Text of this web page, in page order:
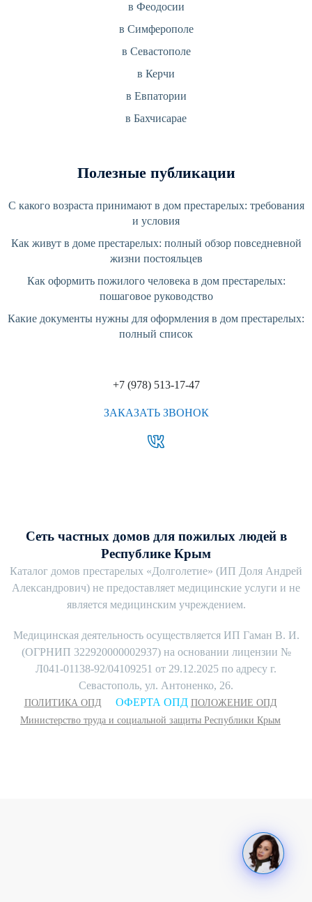
в Феодосии
в Симферополе
в Севастополе
в Керчи
в Евпатории
в Бахчисарае
Полезные публикации
С какого возраста принимают в дом престарелых: требования
и условия
Как живут в доме престарелых: полный обзор повседневной
жизни постояльцев
Как оформить пожилого человека в дом престарелых:
пошаговое руководство
Какие документы нужны для оформления в дом престарелых:
полный список
+7 (978) 513-17-47
ЗАКАЗАТЬ ЗВОНОК
Сеть частных домов для пожилых людей в
Республике Крым
Каталог домов престарелых «Долголетие» (ИП Доля Андрей
Александрович) не предоставляет медицинские услуги и не
является медицинским учреждением.
Медицинская деятельность осуществляется ИП Гаман В. И.
(ОГРНИП 322920000002937) на основании лицензии №
Л041-01138-92/04109251 от 29.12.2025 по адресу г.
Севастополь, ул. Антоненко, 26.
ПОЛИТИКА ОПД ОФЕРТА ОПД ПОЛОЖЕНИЕ ОПД
Министерство труда и социальной защиты Республики Крым